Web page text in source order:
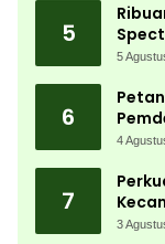
5
5
6
4
7
3